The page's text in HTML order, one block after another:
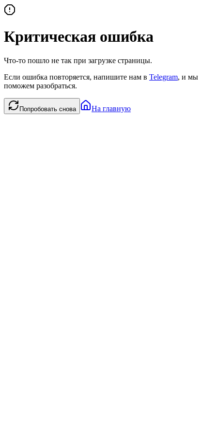
Критическая ошибка
Что-то пошло не так при загрузке страницы.
Если ошибка повторяется, напишите нам в Telegram, и мы
поможем разобраться.
Попробовать снова На главную